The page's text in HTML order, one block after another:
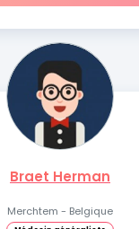
Braet Herman
Merchtem - Belgique